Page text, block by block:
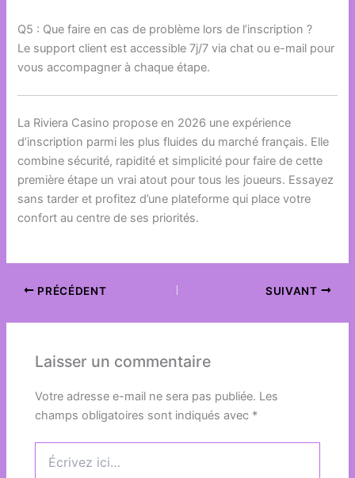
Q5 : Que faire en cas de problème lors de l’inscription ?
Le support client est accessible 7j/7 via chat ou e-mail pour
vous accompagner à chaque étape.
La Riviera Casino propose en 2026 une expérience
d’inscription parmi les plus fluides du marché français. Elle
combine sécurité, rapidité et simplicité pour faire de cette
première étape un vrai atout pour tous les joueurs. Essayez
sans tarder et profitez d’une plateforme qui place votre
confort au centre de ses priorités.
PRÉCÉDENT SUIVANT
Laisser un commentaire
Votre adresse e-mail ne sera pas publiée. Les
champs obligatoires sont indiqués avec *
ici…